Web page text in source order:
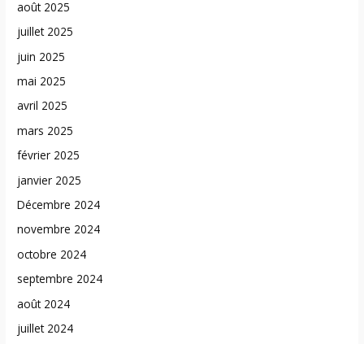
août 2025
juillet 2025
juin 2025
mai 2025
avril 2025
mars 2025
février 2025
janvier 2025
Décembre 2024
novembre 2024
octobre 2024
septembre 2024
août 2024
juillet 2024